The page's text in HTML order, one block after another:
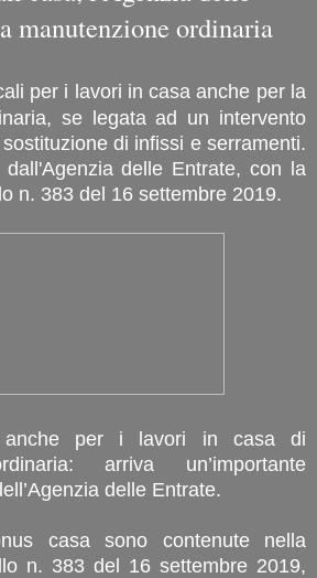
manutenzione ordinaria
per i lavori in casa anche per la
se legata ad un intervento
di infissi e serramenti.
delle Entrate, con la
n. 383 del 16 settembre 2019.
anche per i lavori in casa di
arriva un’importante
delle Entrate.
casa sono contenute nella
n. 383 del 16 settembre 2019,